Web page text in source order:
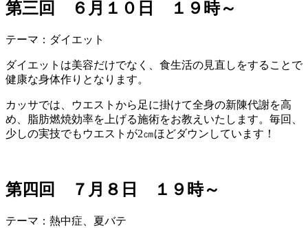
第三回 ６月１０日 １９時～
テーマ：ダイエット
ダイエットは美容だけでなく、食生活の見直しをすること で
健康な身体作りとなります。
カッサでは、ウエストから足に掛けて全身の新陳代謝を高
め、脂肪燃焼効率を上げる施術をお教えいたします。毎回
少しの実技でもウエストが2㎝ほどダウンしています！
第四回 ７月８日 １９時～
テーマ：熱中症、夏バテ